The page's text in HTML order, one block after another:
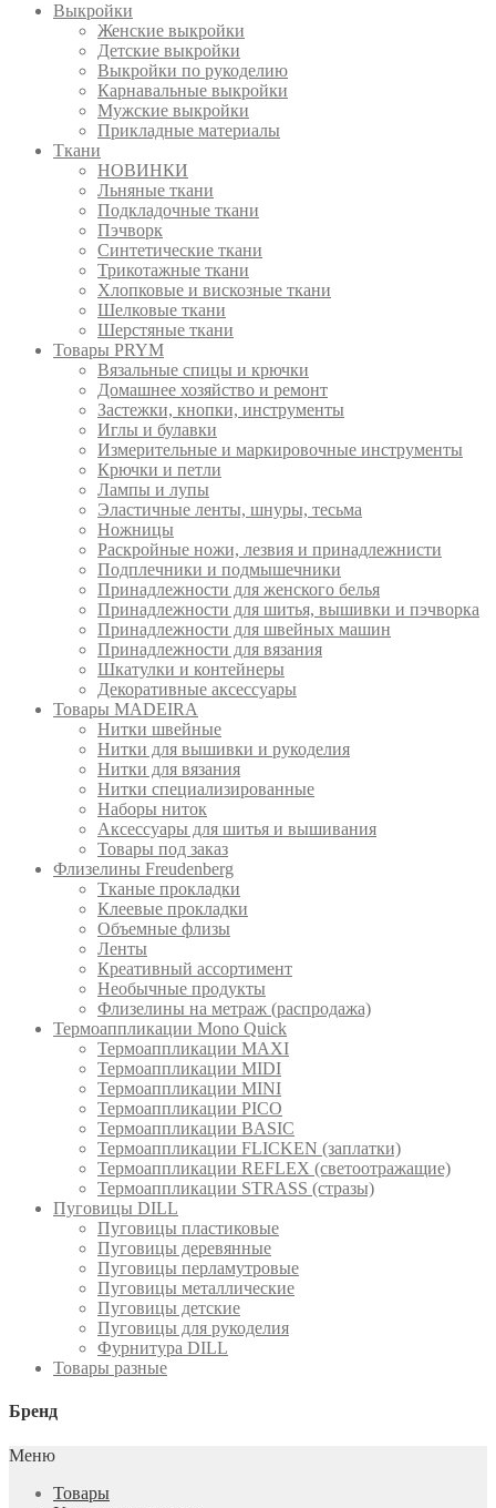
Выкройки
Женские выкройки
Детские выкройки
Выкройки по рукоделию
Карнавальные выкройки
Мужские выкройки
Прикладные материалы
Ткани
НОВИНКИ
Льняные ткани
Подкладочные ткани
Пэчворк
Синтетические ткани
Трикотажные ткани
Хлопковые и вискозные ткани
Шелковые ткани
Шерстяные ткани
Товары PRYM
Вязальные спицы и крючки
Домашнее хозяйство и ремонт
Застежки, кнопки, инструменты
Иглы и булавки
Измерительные и маркировочные инструменты
Крючки и петли
Лампы и лупы
Эластичные ленты, шнуры, тесьма
Ножницы
Раскройные ножи, лезвия и принадлежнисти
Подплечники и подмышечники
Принадлежности для женского белья
Принадлежности для шитья, вышивки и пэчворка
Принадлежности для швейных машин
Принадлежности для вязания
Шкатулки и контейнеры
Декоративные аксессуары
Товары MADEIRA
Нитки швейные
Нитки для вышивки и рукоделия
Нитки для вязания
Нитки специализированные
Наборы ниток
Аксессуары для шитья и вышивания
Товары под заказ
Флизелины Freudenberg
Тканые прокладки
Клеевые прокладки
Объемные флизы
Ленты
Креативный ассортимент
Необычные продукты
Флизелины на метраж (распродажа)
Термоаппликации Mono Quick
Термоаппликации MAXI
Термоаппликации MIDI
Термоаппликации MINI
Термоаппликации PICO
Термоаппликации BASIC
Термоаппликации FLICKEN (заплатки)
Термоаппликации REFLEX (светоотражащие)
Термоаппликации STRASS (стразы)
Пуговицы DILL
Пуговицы пластиковые
Пуговицы деревянные
Пуговицы перламутровые
Пуговицы металлические
Пуговицы детские
Пуговицы для рукоделия
Фурнитура DILL
Товары разные
Бренд
Меню
Товары